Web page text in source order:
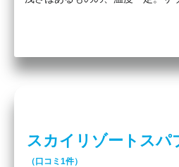
スカイリゾートスパ
（口コミ1件）